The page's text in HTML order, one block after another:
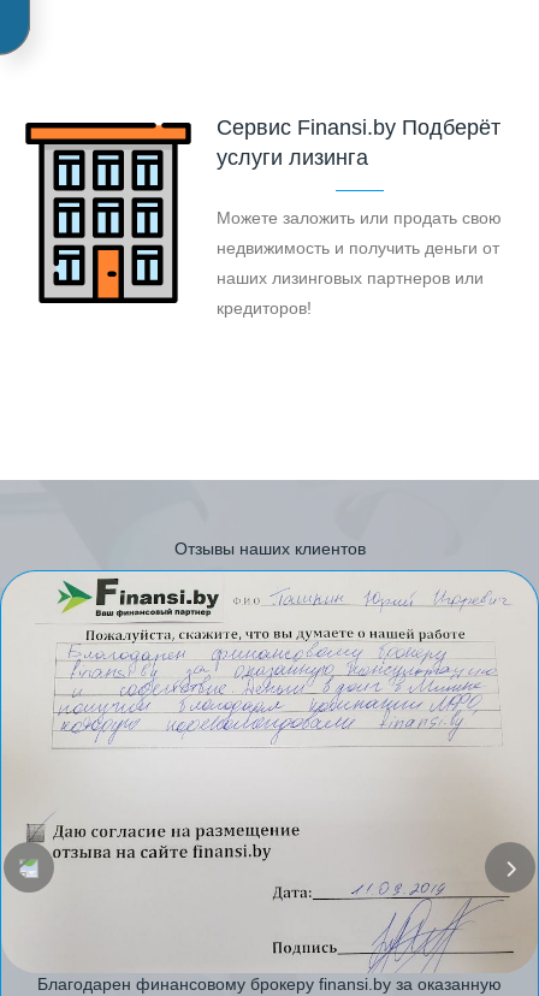
Cервис Finansi.by Подберёт
услуги лизинга
Можете заложить или продать свою
недвижимость и получить деньги от
наших лизинговых партнеров или
кредиторов!
Отзывы наших клиентов
Благодарен финансовому брокеру finansi.by за оказанную